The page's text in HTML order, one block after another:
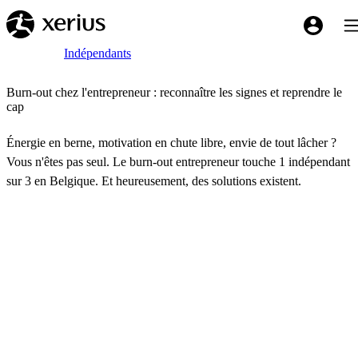
Sauter au contenu principal
My
Breadcrumb
AccueilIndépendants
Burn-out chez l'entrepreneur : reconnaître les signes et reprendre le
cap
Énergie en berne, motivation en chute libre, envie de tout lâcher ?
Vous n'êtes pas seul. Le burn-out entrepreneur touche 1 indépendant
sur 3 en Belgique. Et heureusement, des solutions existent.